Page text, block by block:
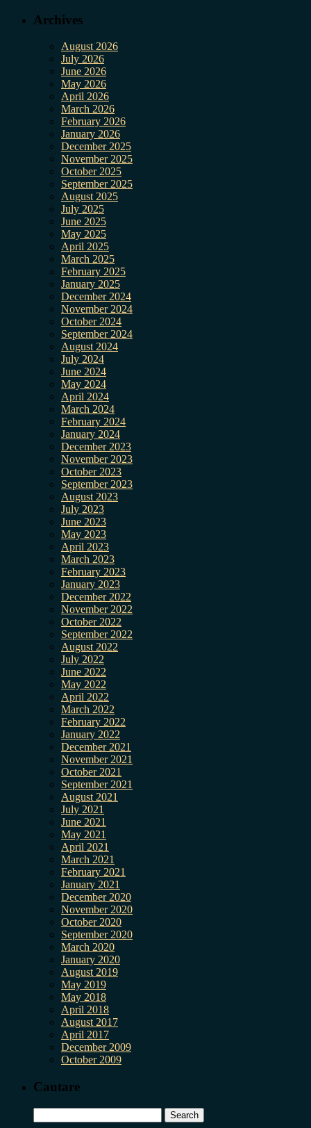
Archives
August 2026
July 2026
June 2026
May 2026
April 2026
March 2026
February 2026
January 2026
December 2025
November 2025
October 2025
September 2025
August 2025
July 2025
June 2025
May 2025
April 2025
March 2025
February 2025
January 2025
December 2024
November 2024
October 2024
September 2024
August 2024
July 2024
June 2024
May 2024
April 2024
March 2024
February 2024
January 2024
December 2023
November 2023
October 2023
September 2023
August 2023
July 2023
June 2023
May 2023
April 2023
March 2023
February 2023
January 2023
December 2022
November 2022
October 2022
September 2022
August 2022
July 2022
June 2022
May 2022
April 2022
March 2022
February 2022
January 2022
December 2021
November 2021
October 2021
September 2021
August 2021
July 2021
June 2021
May 2021
April 2021
March 2021
February 2021
January 2021
December 2020
November 2020
October 2020
September 2020
March 2020
January 2020
August 2019
May 2019
May 2018
April 2018
August 2017
April 2017
December 2009
October 2009
Cautare
for: